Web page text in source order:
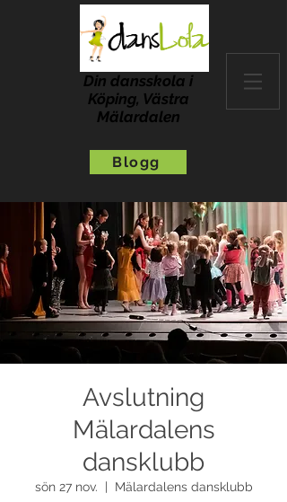
Din dansskola i
Köping, Västra
Mälardalen
Blogg
Avslutning
Mälardalens
dansklubb
sön 27 nov. Mälardalens dansklubb